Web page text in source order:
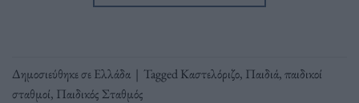
Δημοσιεύθηκε σεΕλλάδα | TaggedΚαστελόριζο, Παιδιά,παιδικοί
σταθμοί, Παιδικός Σταθμός